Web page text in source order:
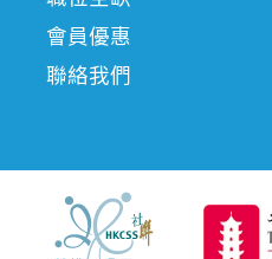
會員優惠
聯絡我們